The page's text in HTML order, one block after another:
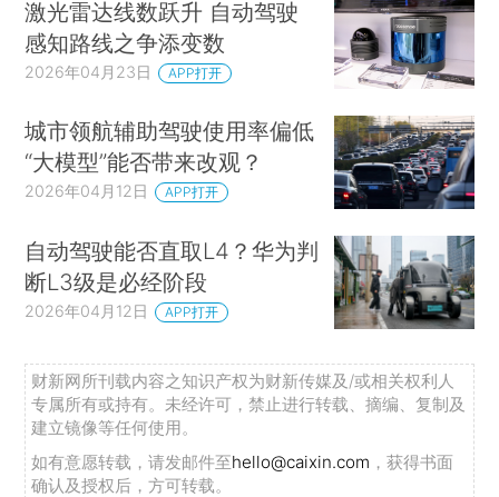
激光雷达线数跃升 自动驾驶
感知路线之争添变数
2026年04月23日 APP打开
城市领航辅助驾驶使用率偏低
“大模型”能否带来改观？
2026年04月12日 APP打开
自动驾驶能否直取L4？华为判
断L3级是必经阶段
2026年04月12日 APP打开
财新网所刊载内容之知识产权为财新传媒及/或相关权利人
专属所有或持有。未经许可，禁止进行转载、摘编、复制及
建立镜像等任何使用。
如有意愿转载，请发邮件至hello@caixin.com ，获得书面
确认及授权后，方可转载。